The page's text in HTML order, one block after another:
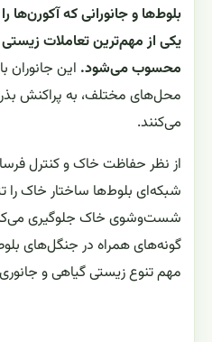
بلوط‌ها و جانورانی که آکورن‌ها
یکی از مهم‌ترین تعاملات
محسوب می‌شود. این جانوران
محل‌های مختلف، به پراکنش
می‌کنند.
از نظر حفاظت خاک و کنترل
شبکه‌ای بلوط‌ها ساختار خاک را
شست‌وشوی خاک جلوگیری
گونه‌های همراه در جنگل‌های
مهم تنوع زیستی گیاهی و